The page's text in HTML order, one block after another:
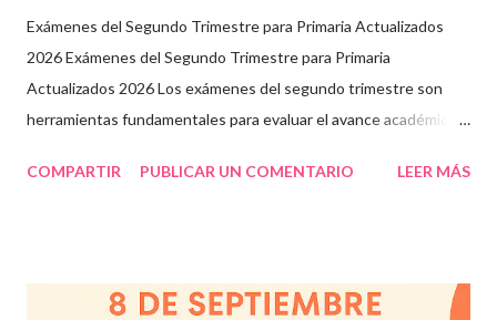
Exámenes del Segundo Trimestre para Primaria Actualizados
2026 Exámenes del Segundo Trimestre para Primaria
Actualizados 2026 Los exámenes del segundo trimestre son
herramientas fundamentales para evaluar el avance académico
descargable en PDF, diseñado para docentes que buscan
frecuentes Beneficios de utilizar estos exámenes trimestrales
COMPARTIR PUBLICAR UN COMENTARIO LEER MÁS